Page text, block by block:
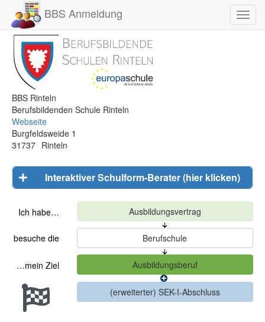
BBS Anmeldung
BBS Rinteln
Berufsbildenden Schule Rinteln
Webseite
Burgfeldsweide 1
31737 Rinteln
Interaktiver Schulform-Berater (hier klicken)
Ich habe…
besuche die
…mein Ziel